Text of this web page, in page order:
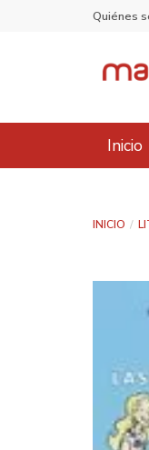
Quiénes
Inicio
INICIO